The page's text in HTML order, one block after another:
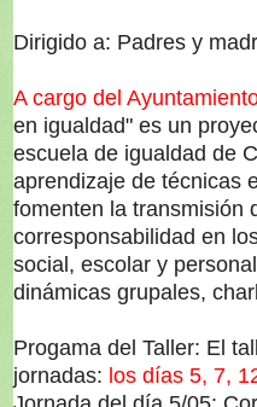
Dirigido a: Padres y
A cargo del
en igualdad" es un
escuela de igualdad de
aprendizaje de técnicas
fomenten la transmisión
corresponsabilidad en
social, escolar y
dinámicas grupales,
Progama del Taller: El
jornadas: los días 5, 7,